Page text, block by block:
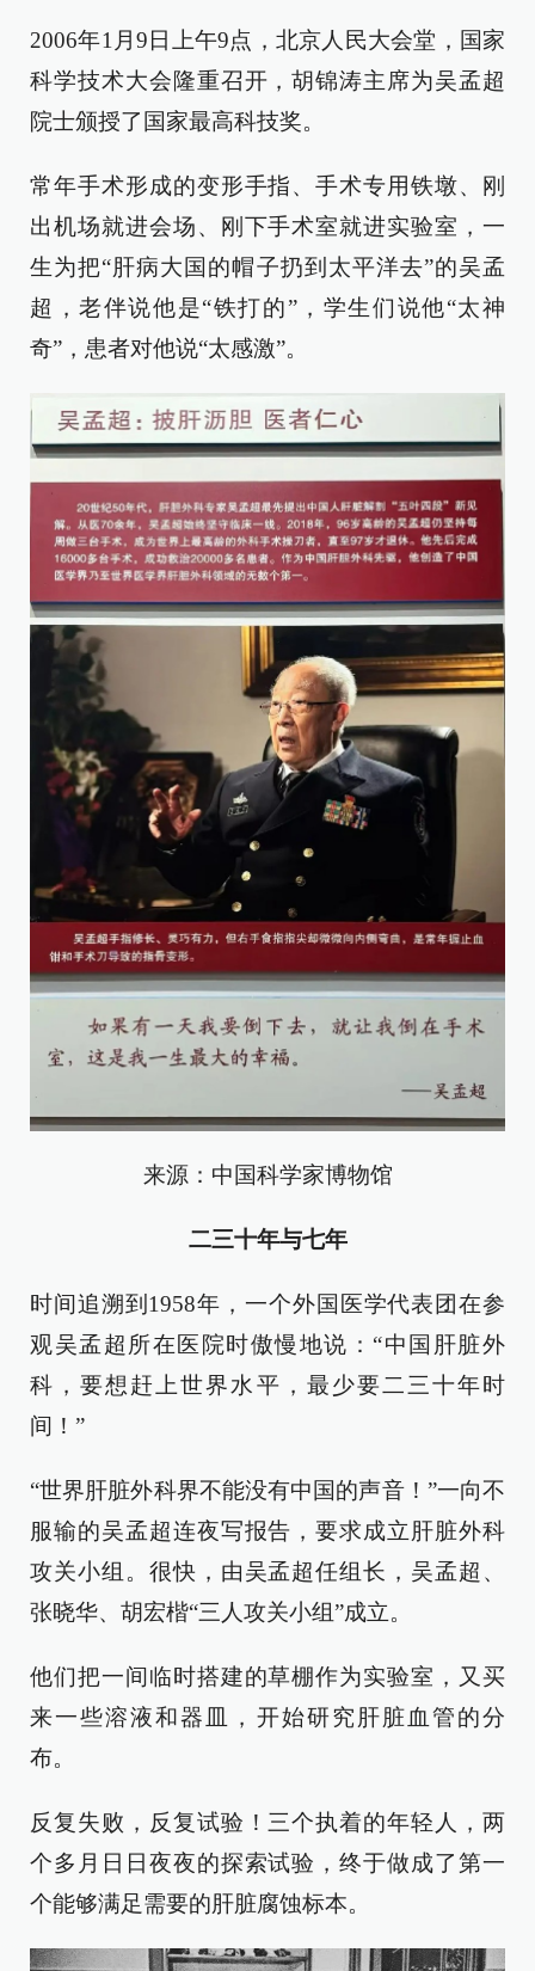
2006年1月9日上午9点，北京人民大会堂，国家
科学技术大会隆重召开，胡锦涛主席为吴孟超
院士颁授了国家最高科技奖。
常年手术形成的变形手指、手术专用铁墩、刚
出机场就进会场、刚下手术室就进实验室，一
生为把“肝病大国的帽子扔到太平洋去”的吴孟
超，老伴说他是“铁打的”，学生们说他“太神
奇”，患者对他说“太感激”。
来源：中国科学家博物馆
二三十年与七年
时间追溯到1958年，一个外国医学代表团在参
观吴孟超所在医院时傲慢地说：“中国肝脏外
科，要想赶上世界水平，最少要二三十年时
间！”
“世界肝脏外科界不能没有中国的声音！”一向不
服输的吴孟超连夜写报告，要求成立肝脏外科
攻关小组。很快，由吴孟超任组长，吴孟超、
张晓华、胡宏楷“三人攻关小组”成立。
他们把一间临时搭建的草棚作为实验室，又买
来一些溶液和器皿，开始研究肝脏血管的分
布。
反复失败，反复试验！三个执着的年轻人，两
个多月日日夜夜的探索试验，终于做成了第一
个能够满足需要的肝脏腐蚀标本。